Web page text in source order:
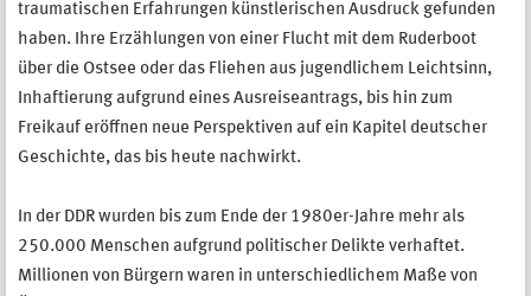
traumatischen Erfahrungen künstlerischen Ausdruck gefunden
haben. Ihre Erzählungen von einer Flucht mit dem Ruderboot
über die Ostsee oder das Fliehen aus jugendlichem Leichtsinn,
Inhaftierung aufgrund eines Ausreiseantrags, bis hin zum
Freikauf eröffnen neue Perspektiven auf ein Kapitel deutscher
Geschichte, das bis heute nachwirkt.
In der DDR wurden bis zum Ende der 1980er-Jahre mehr als
250.000 Menschen aufgrund politischer Delikte verhaftet.
Millionen von Bürgern waren in unterschiedlichem Maße von